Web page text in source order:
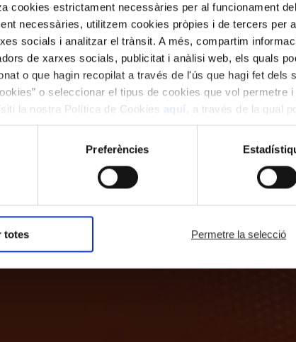
cookies estrictament necessàries per al funcionament
necessàries, utilitzem cookies pròpies i de tercers per
socials i analitzar el trànsit. A més, compartim
de xarxes socials, publicitat i anàlisi web, els quals
o que hagin recopilat a través de l'ús que hagi fet dels
o seleccionar el tipus de cookies que vol permetre
la nostra Política de Cookies aquí
, a través de la qual
moment.
Preferències
totes Permetre la selecció